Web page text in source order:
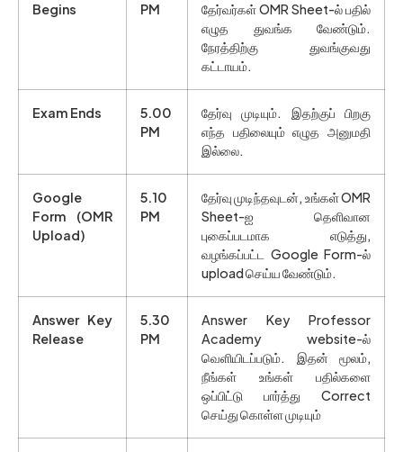
Begins PM
தேர்வர்கள் OMR Sheet-ல் பதில்
எழுத துவங்க வேண்டும்.
நேரத்திற்கு துவங்குவது
கட்டாயம்.
Exam Ends
5.00
PM
தேர்வு முடியும். இதற்குப் பிறகு
எந்த பதிலையும் எழுத அனுமதி
இல்லை.
Google
Form (OMR
Upload)
5.10
PM
தேர்வு முடிந்தவுடன், உங்கள் OMR
Sheet-ஐ தெளிவான
புகைப்படமாக எடுத்து,
வழங்கப்பட்ட Google Form-ல்
upload செய்ய வேண்டும்.
Answer Key
Release
5.30
PM
Answer Key Professor
Academy website-ல்
வெளியிடப்படும். இதன் மூலம்,
நீங்கள் உங்கள் பதில்களை
ஒப்பிட்டு பார்த்து Correct
செய்து கொள்ள முடியும்